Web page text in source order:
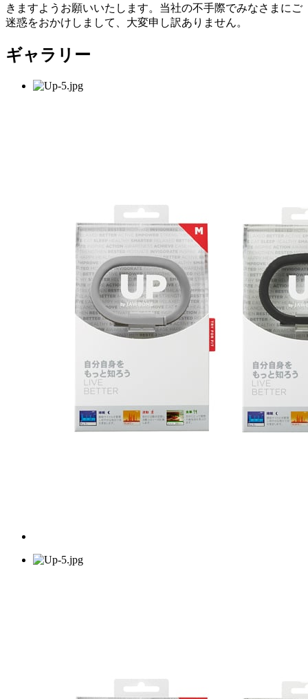
きますようお願いいたします。当社の不手際でみなさまにご
迷惑をおかけしまして、大変申し訳ありません。
ギャラリー